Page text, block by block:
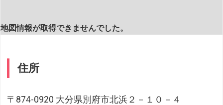
地図情報が取得できませんでした。
住所
〒874-0920 大分県別府市北浜２－１０－４